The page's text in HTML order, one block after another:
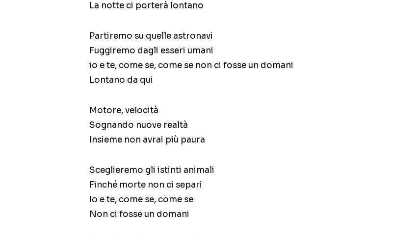
La notte ci porterà lontano
Partiremo su quelle astronavi
Fuggiremo dagli esseri umani
io e te, come se, come se non ci fosse un domani
Lontano da qui
Motore, velocità
Sognando nuove realtà
Insieme non avrai più paura
Sceglieremo gli istinti animali
Finché morte non ci separi
Io e te, come se, come se
Non ci fosse un domani